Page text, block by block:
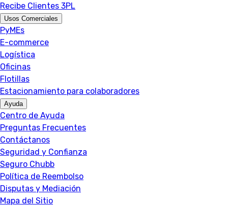
Recibe Clientes 3PL
Usos Comerciales
PyMEs
E-commerce
Logística
Oficinas
Flotillas
Estacionamiento para colaboradores
Ayuda
Centro de Ayuda
Preguntas Frecuentes
Contáctanos
Seguridad y Confianza
Seguro Chubb
Política de Reembolso
Disputas y Mediación
Mapa del Sitio